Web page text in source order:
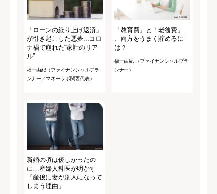
「ローンの繰り上げ返済」
が引き起こした悪夢...コロ
ナ禍で崩れた“家計のリア
ル”
福一由紀（ファイナンシャルプラ
ンナー／マネーラボ関西代表）
「教育費」と「老後費」
、両方をうまく貯めるに
は？
福一由紀 （ファイナンシャルプラ
ンナー）
新婚の頃は優しかったの
に…産婦人科医が明かす
「産後に妻が別人になって
しまう理由」